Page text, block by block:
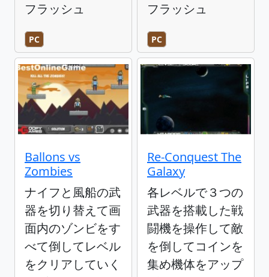
フラッシュ
PC
フラッシュ
PC
Ballons vs
Zombies
ナイフと風船の武
器を切り替えて画
面内のゾンビをす
べて倒してレベル
をクリアしていく
Re-Conquest The
Galaxy
各レベルで３つの
武器を搭載した戦
闘機を操作して敵
を倒してコインを
集め機体をアップ